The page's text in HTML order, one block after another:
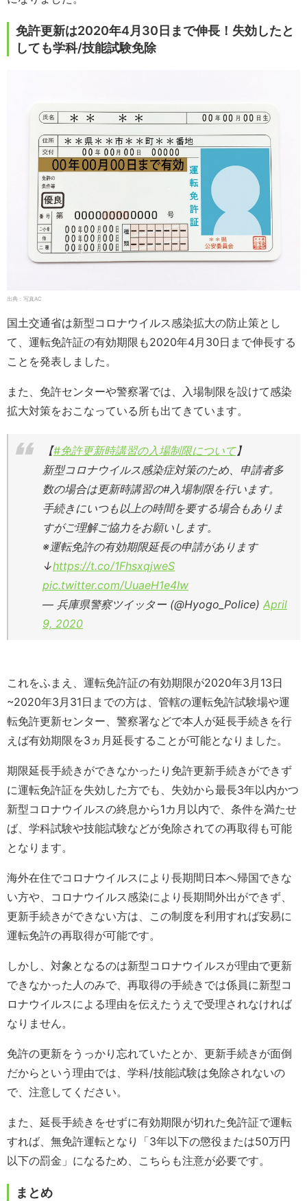
免許更新は2020年4月30日まで伸長！失効したと
しても学科/技能試験免除
出典：写真AC
国土交通省は新型コロナウイルス感染拡大の防止策とし
て、運転免許証の有効期限も2020年4月30日まで伸長する
ことを発表しました。
また、免許センターや警察署では、入場制限を設けて感染
拡大対策をおこなっている所も出てきています。
【#免許更新時講習の入場制限について】
新型コロナウイルス感染症対策のため、申請者多
数の場合は更新時講習の#入場制限を行います。
手続きにいつも以上の時間を要する場合もありま
すがご理解ご協力をお願いします。
※運転免許の有効期限延長の申請があります
↓https://t.co/1FhsxqjweS
pic.twitter.com/UuaeH1e4Iw
— 兵庫県警察ツイッター (@Hyogo_Police) April
9, 2020
これをふまえ、運転免許証の有効期限が2020年3月13日
~2020年3月31日までの方は、管轄の運転免許試験場や運
転免許更新センター、警察署などで本人が延長手続きを行
えば有効期限を3ヵ月延長することが可能となりました。
期限延長手続きができなかったり免許更新手続きができず
に運転免許証を失効した方でも、失効から最長3年以内かつ
新型コロナウイルスの終息から1カ月以内で、条件を満たせ
ば、学科試験や技能試験などが免除されての再取得も可能
となります。
海外在住でコロナウイルスにより長期間日本へ帰国できな
い方や、コロナウイルス感染により長期間外出ができず、
更新手続きができない方は、この制度を利用すれば安易に
運転免許の再取得が可能です。
しかし、対象となるのは新型コロナウイルスが理由で更新
できなかった人のみで、再取得の手続きでは係員に新型コ
ロナウイルスによる理由を伝えたうえで受理されなければ
なりません。
免許の更新をうっかり忘れていたとか、更新手続きが面倒
だからという理由では、学科/技能試験は免除されないの
で、注意してください。
また、延長手続きをせずに有効期限が切れた免許証で運転
すれば、無免許運転となり「3年以下の懲役または50万円
以下の罰金」になるため、こちらも注意が必要です。
まとめ